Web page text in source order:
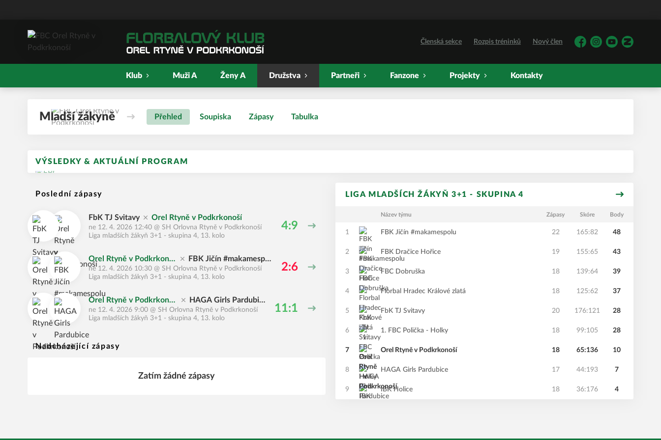
Členská sekce Rozpis tréninků Nový člen
FacebookInstagramYouTubeZonerama
Klub Muži A Ženy A Družstva Partneři Fanzone Projekty Kontakty
Mladší žákyně Přehled Soupiska Zápasy Tabulka
VÝSLEDKY & AKTUÁLNÍ PROGRAM
Poslední zápasy
FbK TJ Svitavy Orel Rtyně v Podkrkonoší
ne 12. 4. 2026 12:40 @ SH Orlovna Rtyně v Podkrkonoší
Liga mladších žákyň 3+1 - skupina 4, 13. kolo
4:9
Orel Rtyně v Podkrkono
ší
FBK Jičín #makamespol
u
ne 12. 4. 2026 10:30 @ SH Orlovna Rtyně v Podkrkonoší
Liga mladších žákyň 3+1 - skupina 4, 13. kolo
2:6
Orel Rtyně v Podkrkonoš
í
HAGA Girls Pardubic
e
ne 12. 4. 2026 9:00 @ SH Orlovna Rtyně v Podkrkonoší
Liga mladších žákyň 3+1 - skupina 4, 13. kolo
11:1
Nadcházející zápasy
Zatím žádné zápasy
LIGA MLADŠÍCH ŽÁKYŇ 3+1 - SKUPINA 4
Název týmu Zápasy Skóre Body
1 FBK Jičín #makamespolu 22 165:82 48
2 FBK Dračice Hořice 19 155:65 43
3 FBC Dobruška 18 139:64 39
4 Florbal Hradec Králové zlatá 18 125:62 37
5 FbK TJ Svitavy 20 176:121 28
6 1. FBC Polička - Holky 18 99:105 28
7 Orel Rtyně v Podkrkonoší 18 65:136 10
8 HAGA Girls Pardubice 17 44:193 7
9 IBK Holice 18 36:176 4